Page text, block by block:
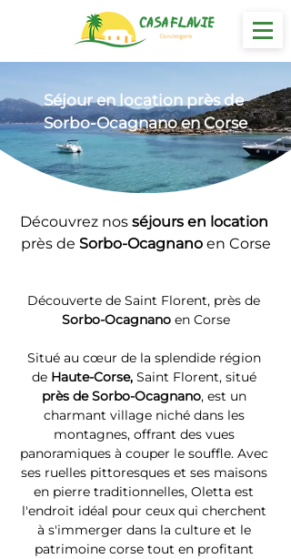
Séjour en location près de
Sorbo-Ocagnano en Corse
Découvrez nos séjours en location
près de Sorbo-Ocagnano en Corse
Découverte de Saint Florent, près de
Sorbo-Ocagnano en Corse
Situé au cœur de la splendide région
de Haute-Corse, Saint Florent, situé
près de Sorbo-Ocagnano, est un
charmant village niché dans les
montagnes, offrant des vues
panoramiques à couper le souffle. Avec
ses ruelles pittoresques et ses maisons
en pierre traditionnelles, Oletta est
l'endroit idéal pour ceux qui cherchent
à s'immerger dans la culture et le
patrimoine corse tout en profitant